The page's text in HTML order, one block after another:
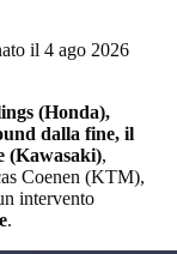
il 4 ago 2026
(Honda),
dalla fine, il
(Kawasaki),
Coenen (KTM),
intervento
.